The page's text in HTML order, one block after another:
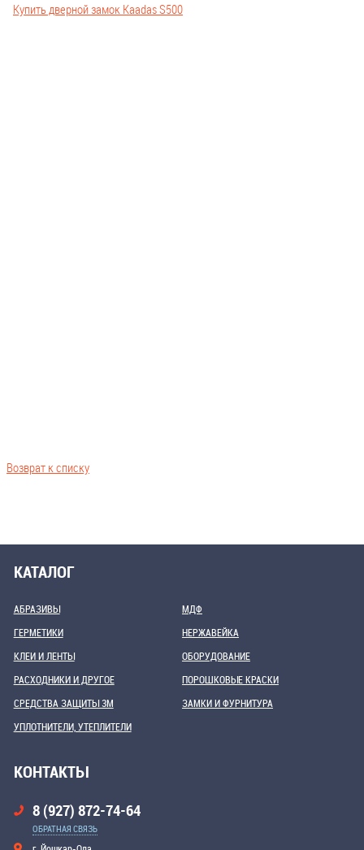
Купить дверной замок Kaadas S500
Возврат к списку
КАТАЛОГ
АБРАЗИВЫ
ГЕРМЕТИКИ
КЛЕИ И ЛЕНТЫ
МДФ
НЕРЖАВЕЙКА
ОБОРУДОВАНИЕ
РАСХОДНИКИ И ДРУГОЕ
СРЕДСТВА ЗАЩИТЫ 3М
УПЛОТНИТЕЛИ, УТЕПЛИТЕЛИ
ПОРОШКОВЫЕ КРАСКИ
ЗАМКИ И ФУРНИТУРА
КОНТАКТЫ
8 (927) 872-74-64
ОБРАТНАЯ СВЯЗЬ